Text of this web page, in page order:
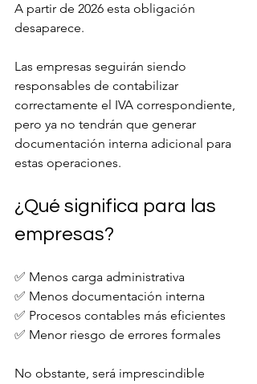
A partir de 2026 esta obligación
desaparece.
Las empresas seguirán siendo
responsables de contabilizar
correctamente el IVA correspondiente,
pero ya no tendrán que generar
documentación interna adicional para
estas operaciones.
¿Qué significa para las
empresas?
✅ Menos carga administrativa
✅ Menos documentación interna
✅ Procesos contables más eficientes
✅ Menor riesgo de errores formales
No obstante, será imprescindible